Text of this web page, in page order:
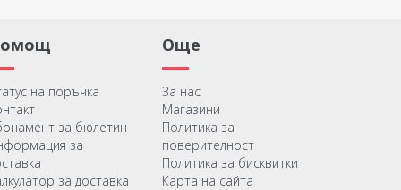
на поръчка
за бюлетин
за
за доставка
Още
За нас
Магазини
Политика за
поверителност
Политика за бисквитки
Карта на сайта